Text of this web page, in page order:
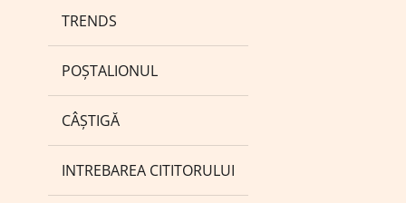
TRENDS
POȘTALIONUL
CÂȘTIGĂ
INTREBAREA CITITORULUI